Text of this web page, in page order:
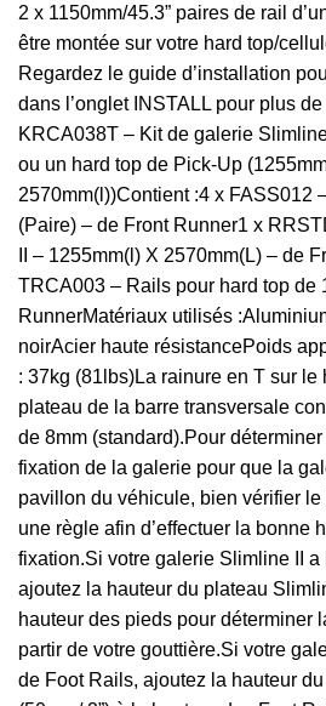
2 x 1150mm/45.3” paires de rail
être montée sur votre hard top/
Regardez le guide d’installation
dans l’onglet INSTALL pour plus
KRCA038T – Kit de galerie
ou un hard top de Pick-Up
2570mm(l))Contient :4 x FASS012
(Paire) – de Front Runner1 x
II – 1255mm(l) X 2570mm(L) – de
TRCA003 – Rails pour hard top de
RunnerMatériaux utilisés
noirAcier haute résistancePoids
: 37kg (81lbs)La rainure en T sur le
plateau de la barre transversale
de 8mm (standard).Pour
fixation de la galerie pour que la
pavillon du véhicule, bien vérifier
une règle afin d’effectuer la bonne
fixation.Si votre galerie Slimline II a
ajoutez la hauteur du plateau
hauteur des pieds pour déterminer
partir de votre gouttière.Si votre
de Foot Rails, ajoutez la hauteur du